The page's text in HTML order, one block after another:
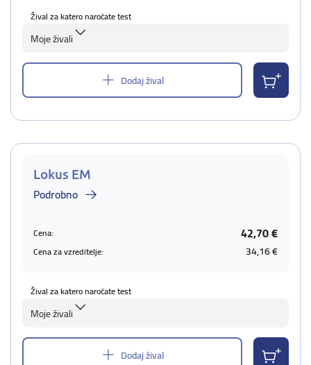
Žival za katero naročate test
Moje živali
Dodaj žival
Lokus EM
Podrobno
Cena: 42,70 €
Cena za vzreditelje: 34,16 €
Žival za katero naročate test
Moje živali
Dodaj žival